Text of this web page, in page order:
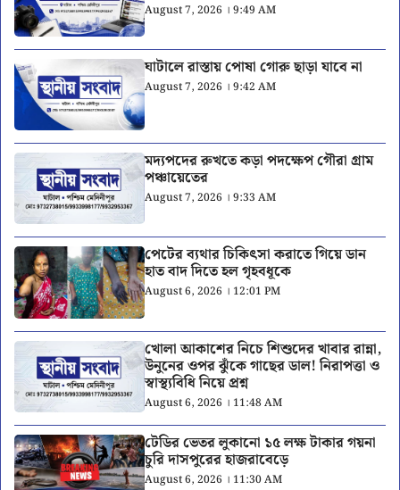
August 7, 2026 । 9:49 AM
ঘাটালে রাস্তায় পোষা গোরু ছাড়া যাবে না
August 7, 2026 । 9:42 AM
মদ্যপদের রুখতে কড়া পদক্ষেপ গৌরা গ্রাম
পঞ্চায়েতের
August 7, 2026 । 9:33 AM
পেটের ব্যথার চিকিৎসা করাতে গিয়ে ডান
হাত বাদ দিতে হল গৃহবধূকে
August 6, 2026 । 12:01 PM
খোলা আকাশের নিচে শিশুদের খাবার রান্না,
উনুনের ওপর ঝুঁকে গাছের ডাল! নিরাপত্তা ও
স্বাস্থ্যবিধি নিয়ে প্রশ্ন
August 6, 2026 । 11:48 AM
টেডির ভেতর লুকানো ১৫ লক্ষ টাকার গয়না
চুরি দাসপুরের হাজরাবেড়ে
August 6, 2026 । 11:30 AM